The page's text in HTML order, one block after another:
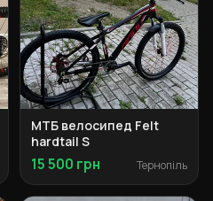
МТБ велосипед Felt
hardtail S
15 500 грн Тернопіль